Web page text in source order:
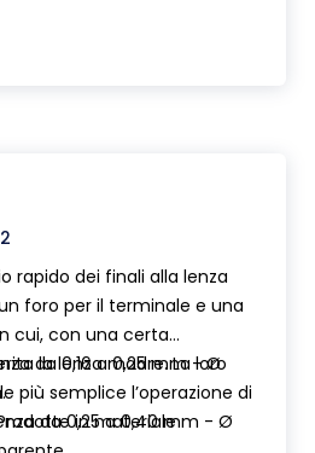
rapido dei finali alla lenza
foro per il terminale e una
cui, con una certa
la lenza madre. La loro
più semplice l’operazione di
in materiale
da 0,16 a 0,25 mm - Ø
da 0,25 a 0,40 mm - Ø